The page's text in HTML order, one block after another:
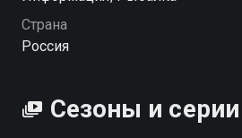
Страна
Россия
Сезоны и серии